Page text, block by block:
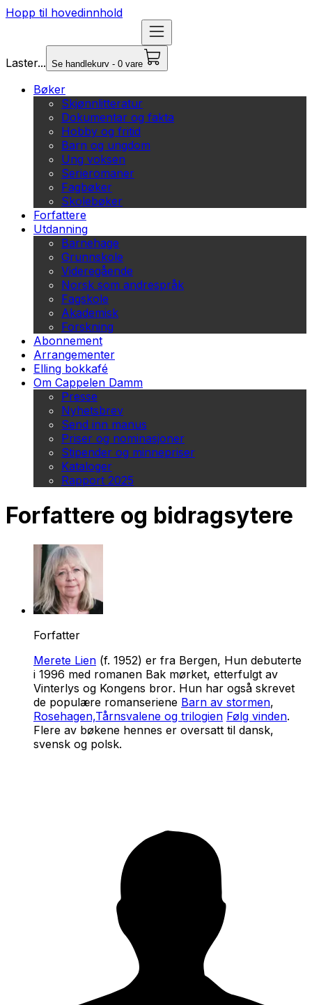
Hopp til hovedinnhold
Laster... Se handlekurv - 0 vare
Bøker
Skjønnlitteratur
Dokumentar og fakta
Hobby og fritid
Barn og ungdom
Ung voksen
Serieromaner
Fagbøker
Skolebøker
Forfattere
Utdanning
Barnehage
Grunnskole
Videregående
Norsk som andrespråk
Fagskole
Akademisk
Forskning
Abonnement
Arrangementer
Elling bokkafé
Om Cappelen Damm
Presse
Nyhetsbrev
Send inn manus
Priser og nominasjoner
Stipender og minnepriser
Kataloger
Rapport 2025
Forfattere og bidragsytere
Forfatter
Merete Lien (f. 1952) er fra Bergen, Hun debuterte
i 1996 med romanen Bak mørket, etterfulgt av
Vinterlys og Kongens bror. Hun har også skrevet
de populære romanseriene Barn av stormen,
Rosehagen,Tårnsvalene og trilogien Følg vinden.
Flere av bøkene hennes er oversatt til dansk,
svensk og polsk.